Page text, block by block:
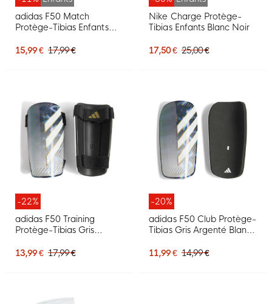
adidas F50 Match
Protège-Tibias Enfants
Noir
15,99 € 17,99 €
Nike Charge Protège-
Tibias Enfants Blanc Noir
17,50 € 25,00 €
-22%
adidas F50 Training
Protège-Tibias Gris
13,99 € 17,99 €
-20%
adidas F50 Club Protège-
Tibias Gris Argenté Blanc
11,99 € 14,99 €